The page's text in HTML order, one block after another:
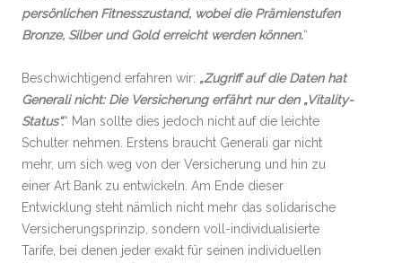
persönlichen Fitnesszustand, wobei die Prämienstufen
Bronze, Silber und Gold erreicht werden können.“
Beschwichtigend erfahren wir: „Zugriff auf die Daten hat
Generali nicht: Die Versicherung erfährt nur den „Vitality-
Status“.“ Man sollte dies jedoch nicht auf die leichte
Schulter nehmen. Erstens braucht Generali gar nicht
mehr, um sich weg von der Versicherung und hin zu
einer Art Bank zu entwickeln. Am Ende dieser
Entwicklung steht nämlich nicht mehr das solidarische
Versicherungsprinzip, sondern voll-individualisierte
Tarife, bei denen jeder exakt für seinen individuellen